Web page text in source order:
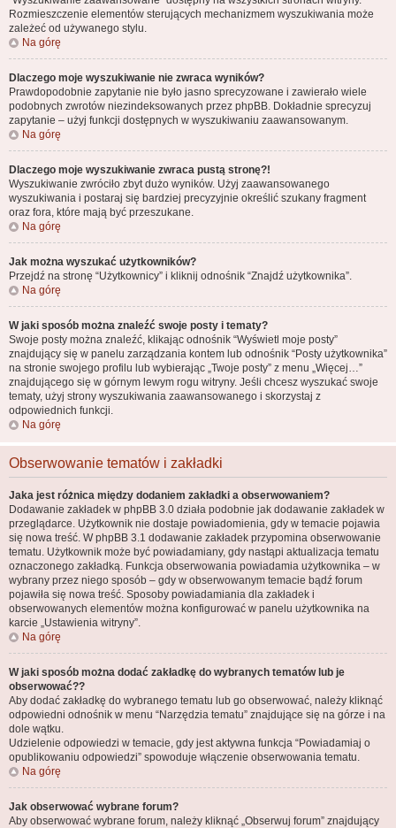
Rozmieszczenie elementów sterujących mechanizmem wyszukiwania może
zależeć od używanego stylu.
Na górę
Dlaczego moje wyszukiwanie nie zwraca wyników?
Prawdopodobnie zapytanie nie było jasno sprecyzowane i zawierało wiele
podobnych zwrotów niezindeksowanych przez phpBB. Dokładnie sprecyzuj
zapytanie – użyj funkcji dostępnych w wyszukiwaniu zaawansowanym.
Na górę
Dlaczego moje wyszukiwanie zwraca pustą stronę?!
Wyszukiwanie zwróciło zbyt dużo wyników. Użyj zaawansowanego
wyszukiwania i postaraj się bardziej precyzyjnie określić szukany fragment
oraz fora, które mają być przeszukane.
Na górę
Jak można wyszukać użytkowników?
Przejdź na stronę “Użytkownicy” i kliknij odnośnik “Znajdź użytkownika”.
Na górę
W jaki sposób można znaleźć swoje posty i tematy?
Swoje posty można znaleźć, klikając odnośnik “Wyświetl moje posty”
znajdujący się w panelu zarządzania kontem lub odnośnik “Posty użytkownika”
na stronie swojego profilu lub wybierając „Twoje posty” z menu „Więcej…”
znajdującego się w górnym lewym rogu witryny. Jeśli chcesz wyszukać swoje
tematy, użyj strony wyszukiwania zaawansowanego i skorzystaj z
odpowiednich funkcji.
Na górę
Obserwowanie tematów i zakładki
Jaka jest różnica między dodaniem zakładki a obserwowaniem?
Dodawanie zakładek w phpBB 3.0 działa podobnie jak dodawanie zakładek w
przeglądarce. Użytkownik nie dostaje powiadomienia, gdy w temacie pojawia
się nowa treść. W phpBB 3.1 dodawanie zakładek przypomina obserwowanie
tematu. Użytkownik może być powiadamiany, gdy nastąpi aktualizacja tematu
oznaczonego zakładką. Funkcja obserwowania powiadamia użytkownika – w
wybrany przez niego sposób – gdy w obserwowanym temacie bądź forum
pojawiła się nowa treść. Sposoby powiadamiania dla zakładek i
obserwowanych elementów można konfigurować w panelu użytkownika na
karcie „Ustawienia witryny”.
Na górę
W jaki sposób można dodać zakładkę do wybranych tematów lub je
obserwować??
Aby dodać zakładkę do wybranego tematu lub go obserwować, należy kliknąć
odpowiedni odnośnik w menu “Narzędzia tematu” znajdujące się na górze i na
dole wątku.
Udzielenie odpowiedzi w temacie, gdy jest aktywna funkcja “Powiadamiaj o
opublikowaniu odpowiedzi” spowoduje włączenie obserwowania tematu.
Na górę
Jak obserwować wybrane forum?
Aby obserwować wybrane forum, należy kliknąć „Obserwuj forum” znajdujący